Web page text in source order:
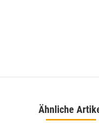
Ähnliche